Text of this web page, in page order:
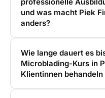
und was macht Piek
anders?
Wie lange dauert es
Microblading-Kurs in
Klientinnen behandeln